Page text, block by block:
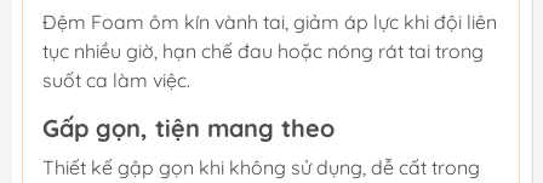
Đệm Foam ôm kín vành tai, giảm áp lực khi đội liên
tục nhiều giờ, hạn chế đau hoặc nóng rát tai trong
suốt ca làm việc.
Gấp gọn, tiện mang theo
Thiết kế gập gọn khi không sử dụng, dễ cất trong